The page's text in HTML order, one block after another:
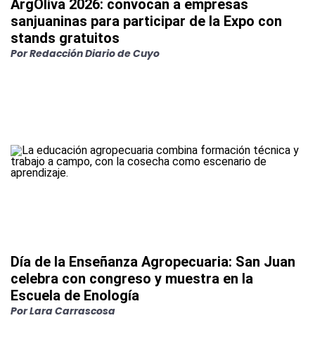
ArgOliva 2026: convocan a empresas
sanjuaninas para participar de la Expo con
stands gratuitos
PorRedacción Diario de Cuyo
Día de la Enseñanza Agropecuaria: San Juan
celebra con congreso y muestra en la
Escuela de Enología
PorLara Carrascosa